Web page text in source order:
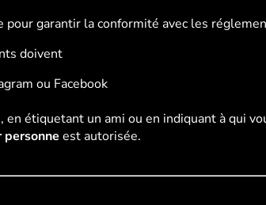
pour garantir la conformité avec les
doivent
ou Facebook
en étiquetant un ami ou en indiquant à qui
est autorisée.